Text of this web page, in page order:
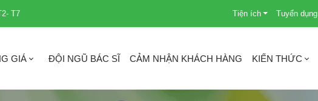
T7 Tiện ích Tuyển dụng
GIÁ ĐỘI NGŨ BÁC SĨ CẢM NHẬN KHÁCH HÀNG KIẾN THỨC